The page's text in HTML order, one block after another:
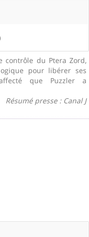
contrôle du Ptera Zord,
pour libérer ses
que Puzzler a
Résumé presse : Canal J